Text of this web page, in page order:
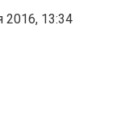
2016, 13:34